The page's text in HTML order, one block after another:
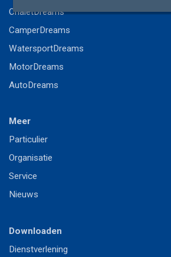
ChaletDreams
CamperDreams
WatersportDreams
MotorDreams
AutoDreams
Meer
Particulier
Organisatie
Service
Nieuws
Downloaden
Dienstverlening